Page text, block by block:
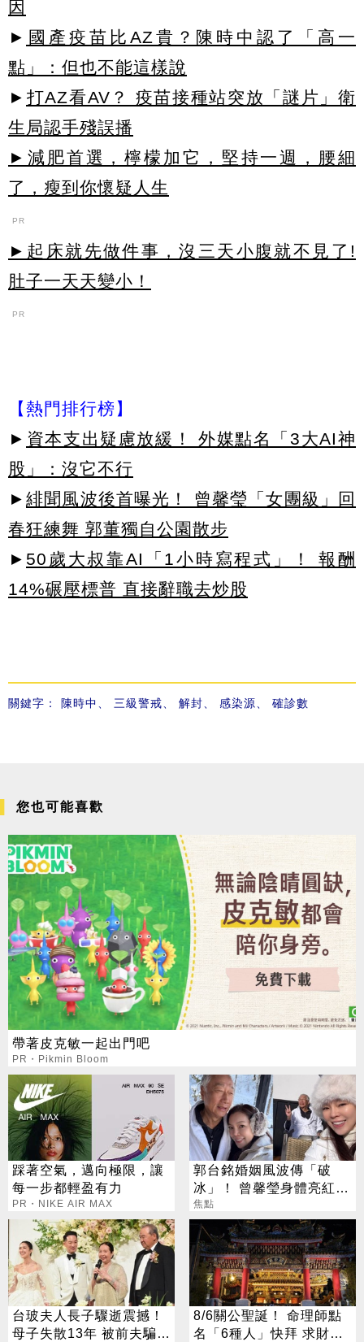
因
► 國產疫苗比AZ貴？陳時中認了「高一
點」：但也不能這樣說
► 打AZ看AV？ 疫苗接種站突放「謎片」衛
生局認手殘誤播
►減肥首選，檸檬加它，堅持一週，腰細
了，瘦到你懷疑人生
PR
►起床就先做件事，沒三天小腹就不見了!
肚子一天天變小！
PR
【熱門排行榜】
► 資本支出疑慮放緩！ 外媒點名「3大AI神
股」：沒它不行
► 緋聞風波後首曝光！ 曾馨瑩「女團級」回
春狂練舞 郭董獨自公園散步
► 50歲大叔靠AI「1小時寫程式」！ 報酬
14%碾壓標普 直接辭職去炒股
關鍵字： 陳時中 三級警戒 解封 感染源 確診數
您也可能喜歡
帶著皮克敏一起出門吧
PR・Pikmin Bloom
踩著空氣，邁向極限，讓
每一步都輕盈有力
PR・NIKE AIR MAX
郭台銘婚姻風波傳「破
冰」！ 曾馨瑩身體亮紅燈
18年婚姻驚傳出現轉機
焦點
台玻夫人長子驟逝震撼！
母子失散13年 被前夫騙
8/6關公聖誕！ 命理師點
名「6種人」快拜 求財求